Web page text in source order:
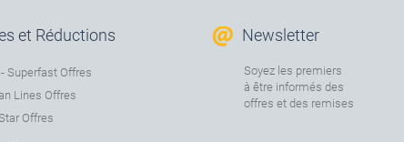
et Réductions
Superfast Offres
Lines Offres
Offres
Newsletter
Soyez les premiers
à être informés des
offres et des remises